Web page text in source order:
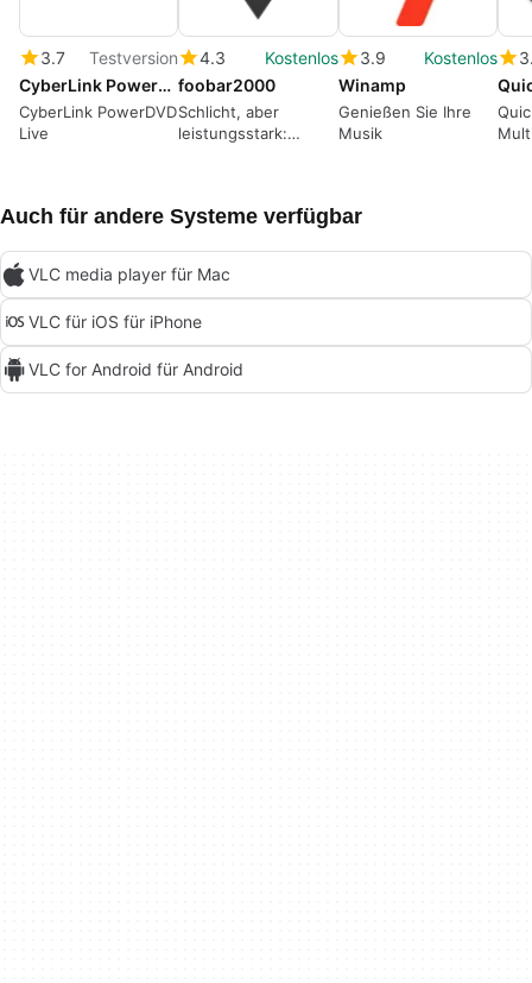
3.7
Testversion
CyberLink PowerDVD
CyberLink PowerDVD
Live
4.3
Kostenlos
foobar2000
Schlicht, aber
leistungsstark:
3.9
Kostenlos
Winamp
Genießen Sie Ihre
Musik
Auch für andere Systeme verfügbar
VLC media player für Mac
VLC für iOS für iPhone
VLC for Android für Android